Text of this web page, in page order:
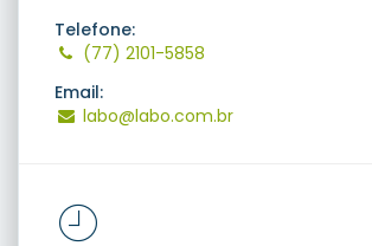
Telefone:
(77) 2101-5858
Email:
labo@labo.com.br